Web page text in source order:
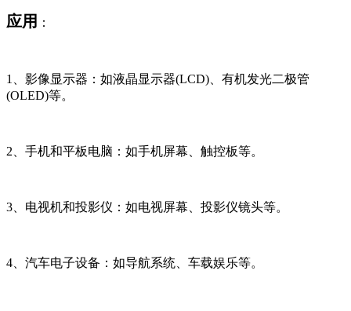
应用 ：
1、影像显示器：如液晶显示器(LCD)、有机发光二极管
(OLED)等。
2、手机和平板电脑：如手机屏幕、触控板等。
3、电视机和投影仪：如电视屏幕、投影仪镜头等。
4、汽车电子设备：如导航系统、车载娱乐等。